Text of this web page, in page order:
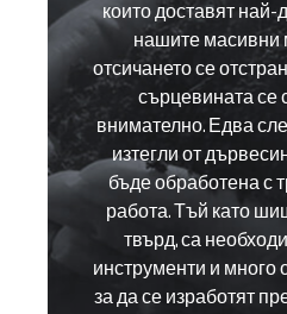
които доставят
нашите масивни
отсичането се
сърцевината се
внимателно. Едва
изтегли от
бъде обработена с
работа. Тъй като
твърд, са
инструменти и много
за да се изработят